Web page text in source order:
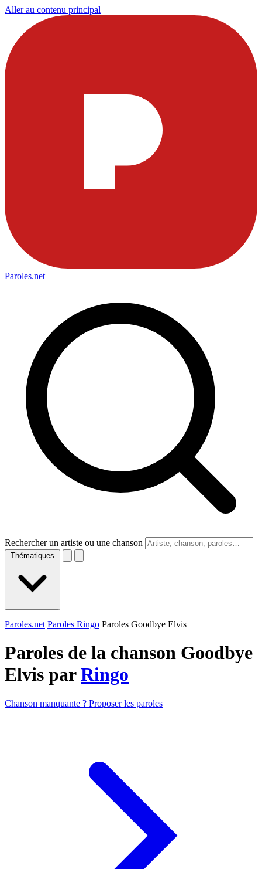
Aller au contenu principal
Paroles.net
Rechercher un artiste ou une chanson
Thématiques
Paroles.net Paroles Ringo Paroles Goodbye Elvis
Paroles de la chanson Goodbye
Elvis parRingo
Chanson manquante ? Proposer les paroles